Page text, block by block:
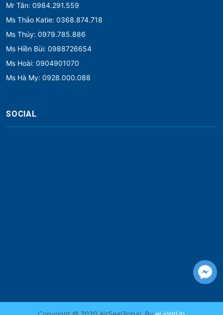
Mr Tân: 0984.291.559
Ms Thảo Katie: 0368.874.718
Ms Thúy: 0979.785.886
Ms Hiền Bùi: 0988726654
Ms Hoài: 0904901070
Ms Hà My: 0928.000.088
SOCIAL